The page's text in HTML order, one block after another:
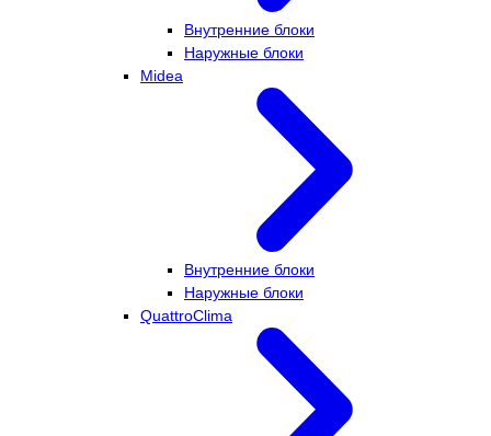
Внутренние блоки
Наружные блоки
Midea
Внутренние блоки
Наружные блоки
QuattroClima